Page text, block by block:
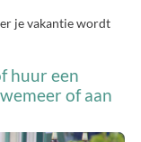
je vakantie wordt
huur een
of aan